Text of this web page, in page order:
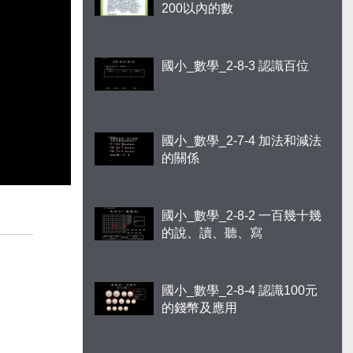
200以內的數
國小_數學_2-8-3 認識百位
國小_數學_2-7-4 加法和減法
的關係
國小_數學_2-8-2 一百幾十幾
的說、讀、聽、寫
國小_數學_2-8-4 認識100元
的錢幣及應用